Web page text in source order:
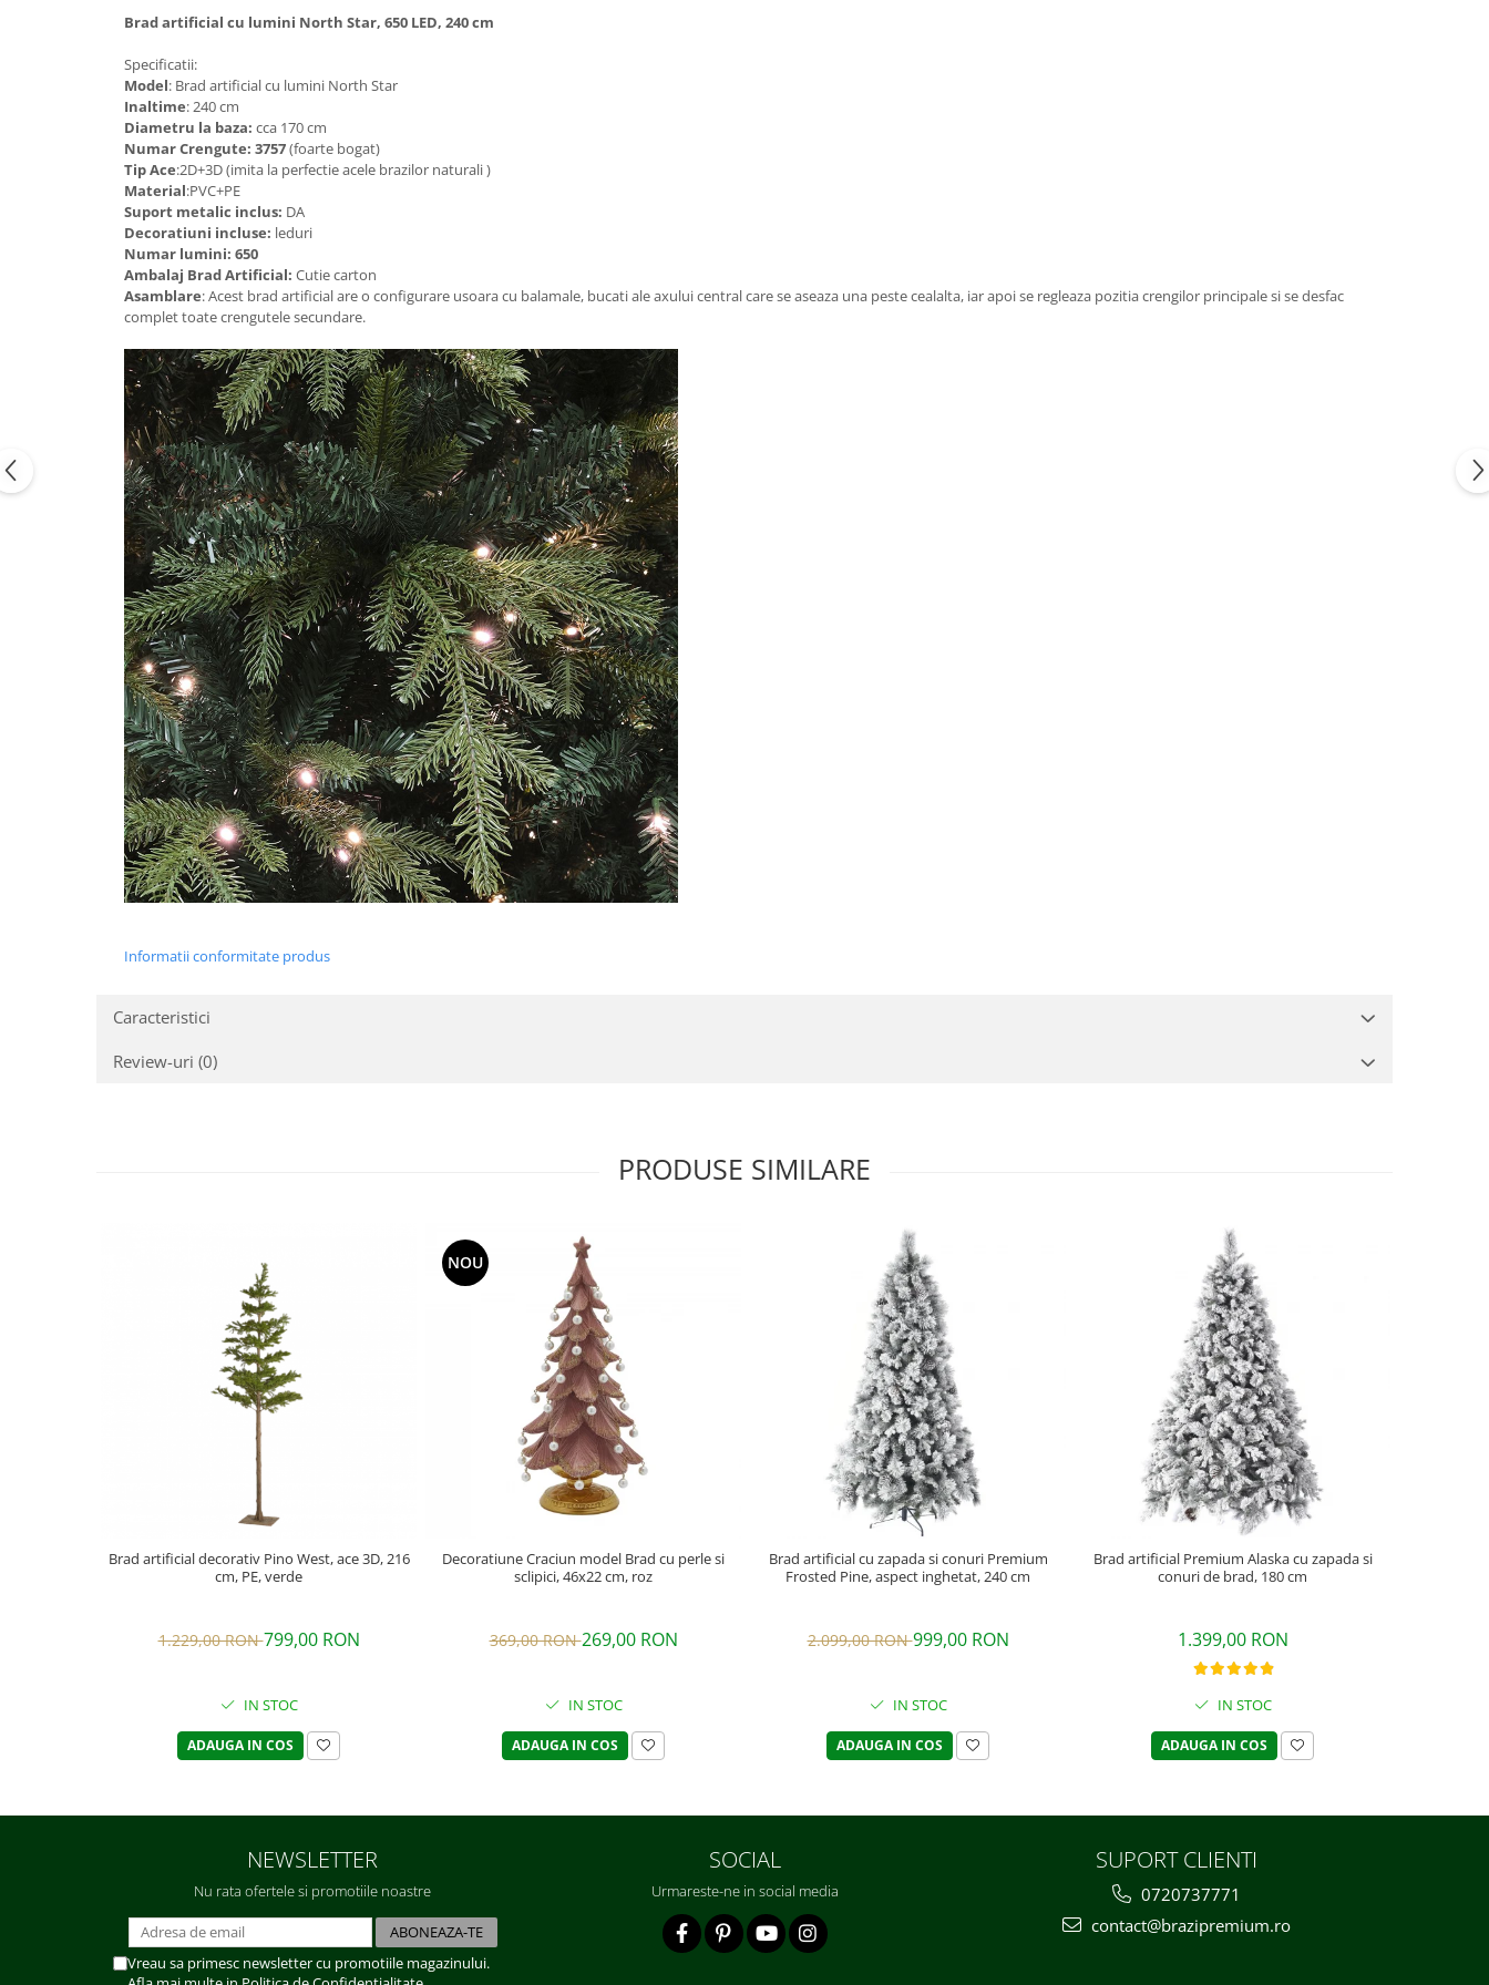
Brad artificial cu lumini North Star, 650 LED, 240 cm
Specificatii:
Model: Brad artificial cu lumini North Star
Inaltime: 240 cm
Diametru la baza: cca 170 cm
Numar Crengute: 3757(foarte bogat)
Tip Ace:2D+3D (imita la perfectie acele brazilor naturali )
Material:PVC+PE
Suport metalic inclus: DA
Decoratiuni incluse: leduri
Numar lumini: 650
Ambalaj Brad Artificial: Cutie carton
Asamblare: Acest brad artificial are o configurare usoara cu balamale, bucati ale axului central care se aseaza una peste cealalta, iar apoi se regleaza pozitia crengilor principale si se desfac
complet toate crengutele secundare.
Informatii conformitate produs
Caracteristici
Review-uri (0)
PRODUSE SIMILARE
Brad artificial decorativ Pino West, ace 3D, 216
cm, PE, verde
1.229,00 RON799,00 RON
IN STOC
ADAUGA IN COS
NOU
Decoratiune Craciun model Brad cu perle si
sclipici, 46x22 cm, roz
369,00 RON269,00 RON
IN STOC
ADAUGA IN COS
Brad artificial cu zapada si conuri Premium
Frosted Pine, aspect inghetat, 240 cm
2.099,00 RON999,00 RON
IN STOC
ADAUGA IN COS
Brad artificial Premium Alaska cu zapada si
conuri de brad, 180 cm
1.399,00 RON
IN STOC
ADAUGA IN COS
NEWSLETTER
Nu rata ofertele si promotiile noastre
Vreau sa primesc newsletter cu promotiile magazinului.
SOCIAL
Urmareste-ne in social media
SUPORT CLIENTI
0720737771
contact@brazipremium.ro